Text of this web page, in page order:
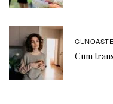
Cum